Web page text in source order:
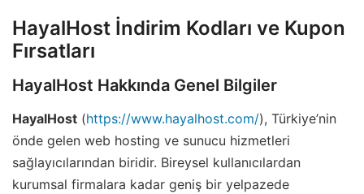
HayalHost İndirim Kodları ve Kupon
Fırsatları
HayalHost Hakkında Genel Bilgiler
HayalHost (https://www.hayalhost.com/), Türkiye’nin
önde gelen web hosting ve sunucu hizmetleri
sağlayıcılarından biridir. Bireysel kullanıcılardan
kurumsal firmalara kadar geniş bir yelpazede